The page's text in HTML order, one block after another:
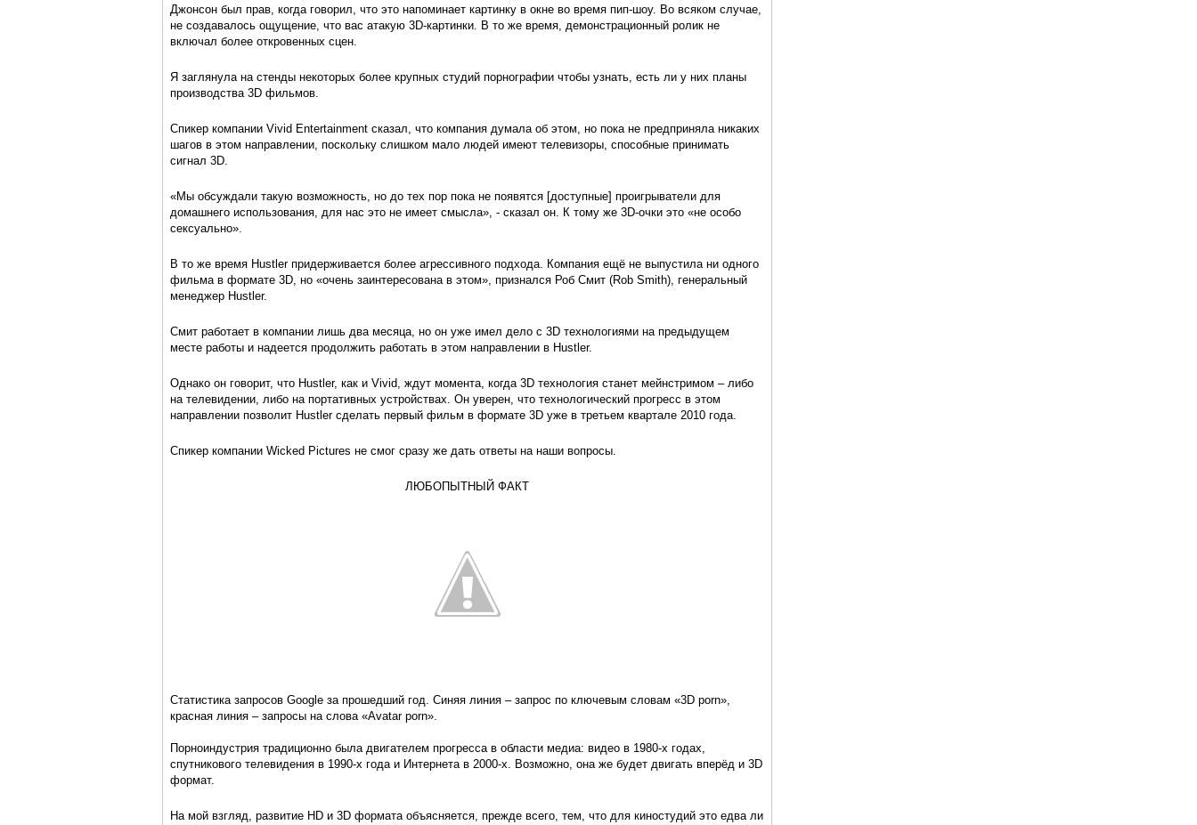
Джонсон был прав, когда говорил, что это напоминает картинку в окне во время пип-шоу. Во всяком случае,
не создавалось ощущение, что вас атакую 3D-картинки. В то же время, демонстрационный ролик не
включал более откровенных сцен.
Я заглянула на стенды некоторых более крупных студий порнографии чтобы узнать, есть ли у них планы
производства 3D фильмов.
Спикер компании Vivid Entertainment сказал, что компания думала об этом, но пока не предприняла никаких
шагов в этом направлении, поскольку слишком мало людей имеют телевизоры, способные принимать
сигнал 3D.
«Мы обсуждали такую возможность, но до тех пор пока не появятся [доступные] проигрыватели для
домашнего использования, для нас это не имеет смысла», - сказал он. К тому же 3D-очки это «не особо
сексуально».
В то же время Hustler придерживается более агрессивного подхода. Компания ещё не выпустила ни одного
фильма в формате 3D, но «очень заинтересована в этом», признался Роб Смит (Rob Smith), генеральный
менеджер Hustler.
Смит работает в компании лишь два месяца, но он уже имел дело с 3D технологиями на предыдущем
месте работы и надеется продолжить работать в этом направлении в Hustler.
Однако он говорит, что Hustler, как и Vivid, ждут момента, когда 3D технология станет мейнстримом – либо
на телевидении, либо на портативных устройствах. Он уверен, что технологический прогресс в этом
направлении позволит Hustler сделать первый фильм в формате 3D уже в третьем квартале 2010 года.
Спикер компании Wicked Pictures не смог сразу же дать ответы на наши вопросы.
ЛЮБОПЫТНЫЙ ФАКТ
Статистика запросов Google за прошедший год. Синяя линия – запрос по ключевым словам «3D porn»,
красная линия – запросы на слова «Avatar porn».
Порноиндустрия традиционно была двигателем прогресса в области медиа: видео в 1980-х годах,
спутникового телевидения в 1990-х года и Интернета в 2000-х. Возможно, она же будет двигать вперёд и 3D
формат.
На мой взгляд, развитие HD и 3D формата объясняется, прежде всего, тем, что для киностудий это едва ли